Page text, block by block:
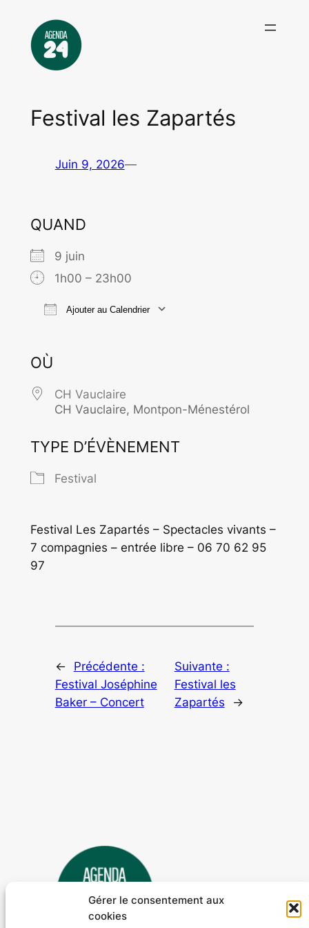
Gérer le consentement aux
cookies
contenu
Festival les Zapartés
Juin 9, 2026—
QUAND
9 juin
1h00 – 23h00
Ajouter au Calendrier
OÙ
CH Vauclaire
CH Vauclaire, Montpon-Ménestérol
TYPE D’ÉVÈNEMENT
Festival
Festival Les Zapartés – Spectacles vivants –
7 compagnies – entrée libre – 06 70 62 95
97
←
Précédente :
Festival Joséphine
Baker – Concert
Suivante :
Festival les
Zapartés
→